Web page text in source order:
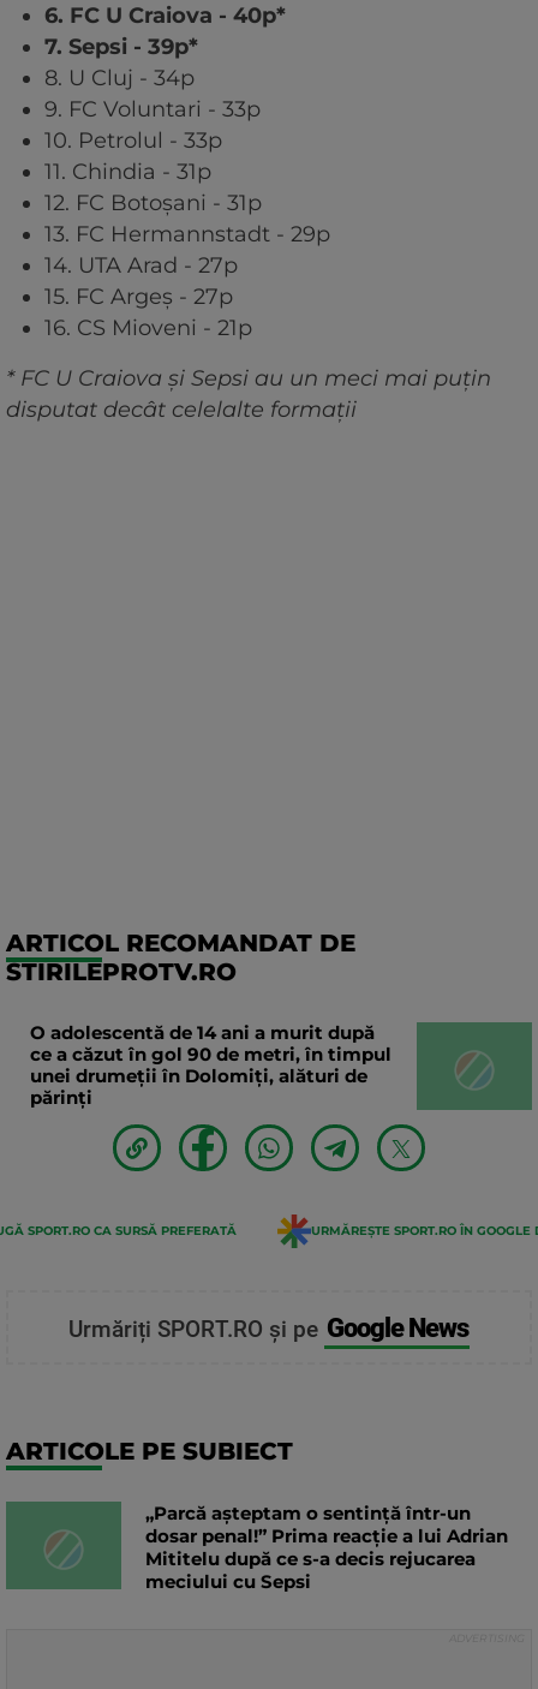
6. FC U Craiova - 40p*
7. Sepsi - 39p*
8. U Cluj - 34p
9. FC Voluntari - 33p
10. Petrolul - 33p
11. Chindia - 31p
12. FC Botoșani - 31p
13. FC Hermannstadt - 29p
14. UTA Arad - 27p
15. FC Argeș - 27p
16. CS Mioveni - 21p
* FC U Craiova și Sepsi au un meci mai puțin
disputat decât celelalte formații
ARTICOL RECOMANDAT DE
STIRILEPROTV.RO
O adolescentă de 14 ani a murit după
ce a căzut în gol 90 de metri, în timpul
unei drumeții în Dolomiți, alături de
părinți
SPORT.RO CA SURSĂ PREFERATĂ URMĂREȘTE SPORT.RO ÎN GOOGLE
Urmăriți SPORT.RO și pe Google News
ARTICOLE PE SUBIECT
„Parcă așteptam o sentință într-un
dosar penal!” Prima reacție a lui Adrian
Mititelu după ce s-a decis rejucarea
meciului cu Sepsi